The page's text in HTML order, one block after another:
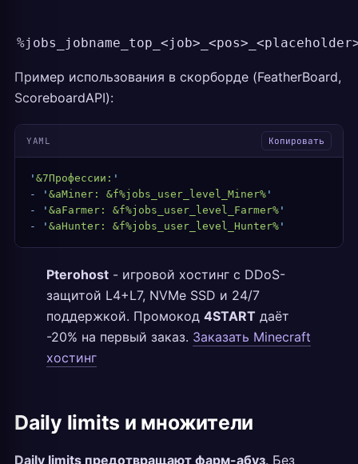
Пример использования в скорборде (FeatherBoard,
ScoreboardAPI):
YAML Копировать
' &7Профессии: '
-
' &aMiner: &f%jobs_user_level_Miner% '
-
' &aFarmer: &f%jobs_user_level_Farmer% '
-
' &aHunter: &f%jobs_user_level_Hunter% '
Pterohost - игровой хостинг с DDoS-
защитой L4+L7, NVMe SSD и 24/7
поддержкой. Промокод 4START даёт
-20% на первый заказ. Заказать Minecraft
хостинг
Daily limits и множители
Daily limits предотвращают фарм-абуз. Без